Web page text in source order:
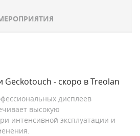
Geckotouch - скоро в Treolan
дисплеев
высокую
интенсивной эксплуатации и